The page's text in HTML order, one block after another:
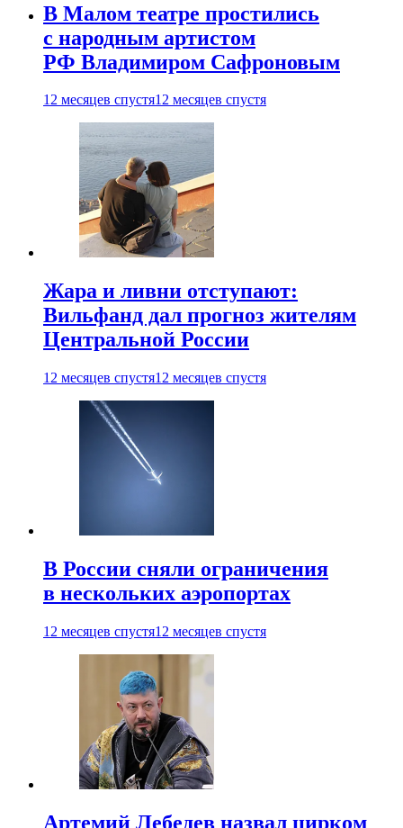
В Малом театре простились
с народным артистом
РФ Владимиром Сафроновым
12 месяцев спустя12 месяцев спустя
Жара и ливни отступают:
Вильфанд дал прогноз жителям
Центральной России
12 месяцев спустя12 месяцев спустя
В России сняли ограничения
в нескольких аэропортах
12 месяцев спустя12 месяцев спустя
Артемий Лебедев назвал цирком